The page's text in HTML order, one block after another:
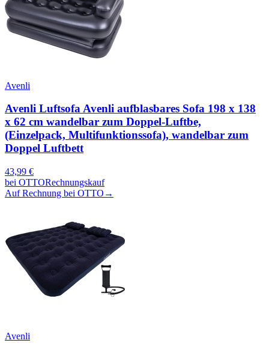
Avenli
Avenli Luftsofa Avenli aufblasbares Sofa 198 x 138
x 62 cm wandelbar zum Doppel-Luftbe,
(Einzelpack, Multifunktionssofa), wandelbar zum
Doppel Luftbett
43,99 €
bei OTTORechnungskauf
Auf Rechnung bei OTTO →
Avenli